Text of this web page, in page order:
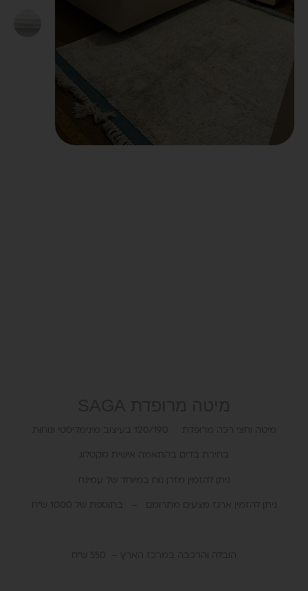
מיטה וחצי רכה מרופדת 120/190 בעיצוב מינימליסטי ונוחות
בחירת בדים בהתאמה אישית מקטלוג
ניתן להזמין מזרן נוח במיוחד של עמינח
ניתן להזמין ארגז מצעים מתרומם – בתוספת של 1000 ש"ח
הובלה והרכבה במרכז הארץ – 550 ש"ח